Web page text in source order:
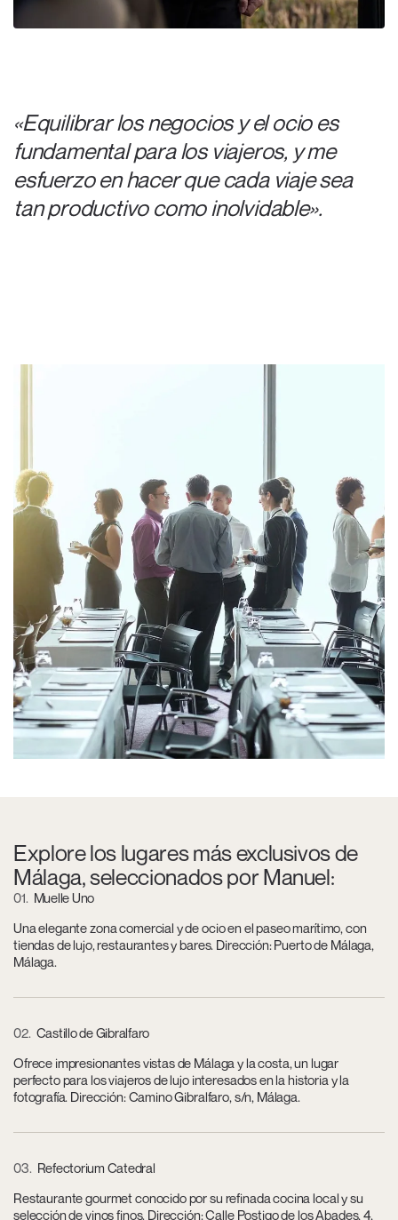
«Equilibrar los negocios y el ocio es
fundamental para los viajeros, y me
esfuerzo en hacer que cada viaje sea
tan productivo como inolvidable».
Explore los lugares más exclusivos de
Málaga, seleccionados por Manuel:
01
Muelle Uno
Una elegante zona comercial y de ocio en el paseo marítimo, con
tiendas de lujo, restaurantes y bares. Dirección: Puerto de Málaga,
Málaga.
02 Castillo de Gibralfaro
Ofrece impresionantes vistas de Málaga y la costa, un lugar
perfecto para los viajeros de lujo interesados en la historia y la
fotografía. Dirección: Camino Gibralfaro, s/n, Málaga.
03
Refectorium Catedral
Restaurante gourmet conocido por su refinada cocina local y su
selección de vinos finos. Dirección: Calle Postigo de los Abades, 4,